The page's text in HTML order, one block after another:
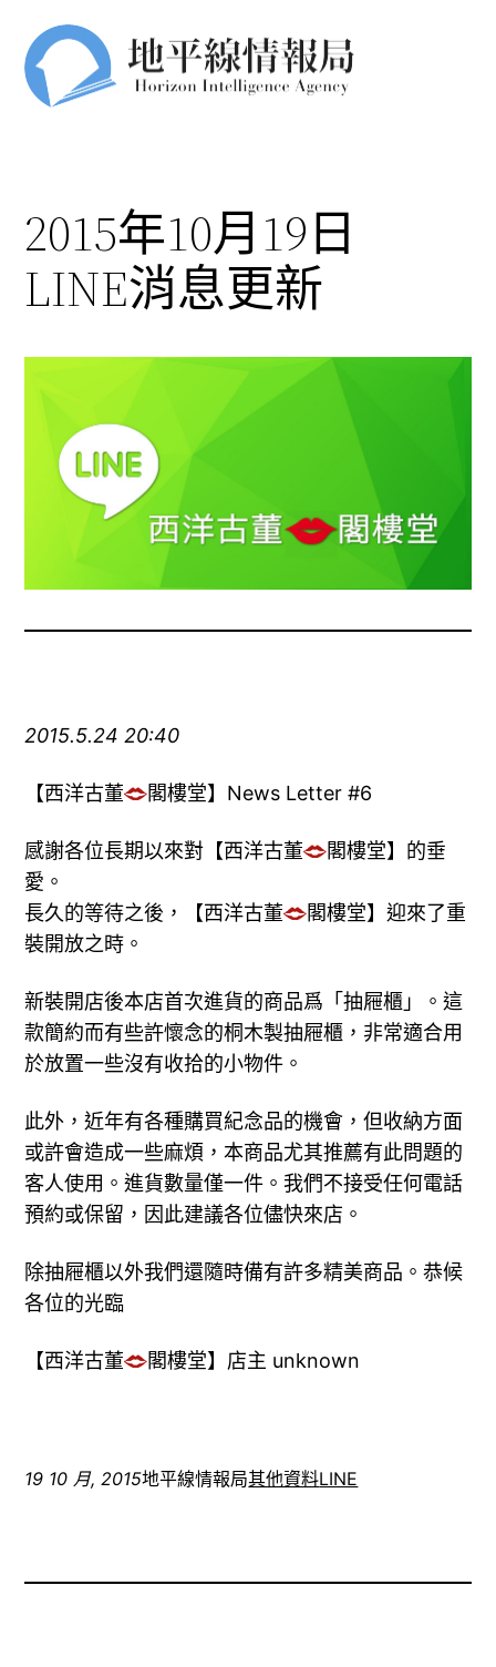
2015年10月19日
LINE消息更新
2015.5.24 20:40
【西洋古董 閣樓堂】News Letter #6
感謝各位長期以來對【西洋古董
閣樓堂】的垂
愛。
長久的等待之後，【西洋古董
閣樓堂】迎來了重
裝開放之時。
新裝開店後本店首次進貨的商品爲「抽屜櫃」。這
款簡約而有些許懷念的桐木製抽屜櫃，非常適合用
於放置一些沒有收拾的小物件。
此外，近年有各種購買紀念品的機會，但收納方面
或許會造成一些麻煩，本商品尤其推薦有此問題的
客人使用。進貨數量僅一件。我們不接受任何電話
預約或保留，因此建議各位儘快來店。
除抽屜櫃以外我們還隨時備有許多精美商品。恭候
各位的光臨
【西洋古董 閣樓堂】店主 unknown
19 10 月, 2015地平線情報局其他資料LINE